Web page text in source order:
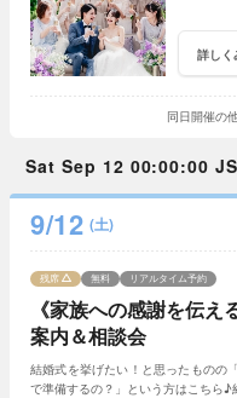
詳しく
同日開催の
Sat Sep 12 00:00:00
9/12 (土)
《家族への感謝を伝
案内＆相談会
残席 無料 リアルタイム予約
結婚式を挙げたい！と思ったものの
で準備するの？」という方はこちら